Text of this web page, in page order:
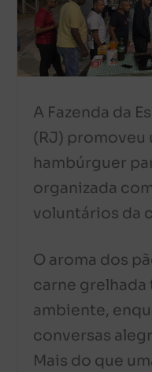
A Fazenda da
(RJ) promoveu
hambúrguer
organizada
voluntários da
O aroma dos
carne
ambiente,
conversas
Mais do que